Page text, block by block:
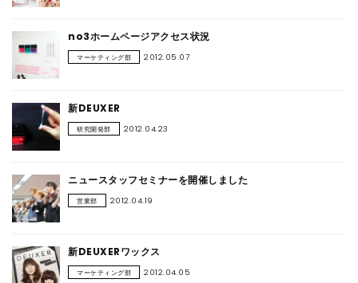
no3ホームページアクセス状況
マーケティング部 2012.05.07
新DEUXER
研究開発部 2012.04.23
ニュースタッフセミナーを開催しました
営業部 2012.04.19
新DEUXERワックス
マーケティング部 2012.04.05